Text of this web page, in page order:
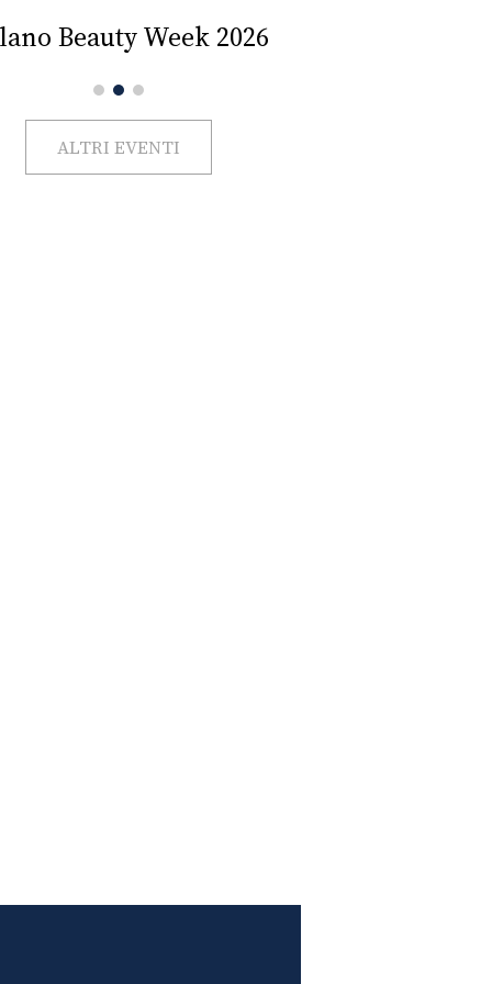
Beauty Week 2026
ALTRI EVENTI